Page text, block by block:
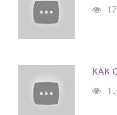
КАК